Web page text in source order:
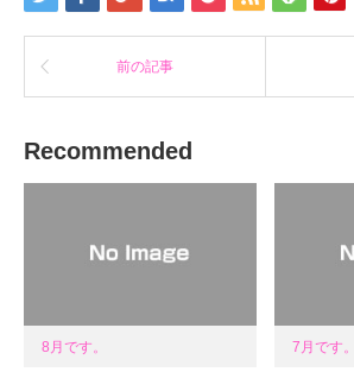
ド
で
す)
前の記事
Recommended
8月です。 7月です。